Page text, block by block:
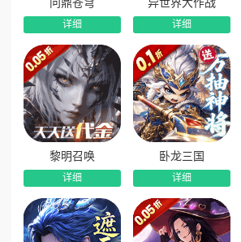
4、终身特权无限补给：解锁全新玩法
返利福利，游戏道具、资源无限补给，告
5、GM商城超低门槛：开放专属GM
全部仅需1金子即可购买，顶配资源随意入
6、十倍充值超高返金：任意充值均
福利，充值性价比拉满，花一份得十份收
7、在线免费领神兽：每日在线即可
兽献礼活动，轻松获取高阶神兽，助力全
详细 详细
黎明召唤
详细
卧龙三国
详细